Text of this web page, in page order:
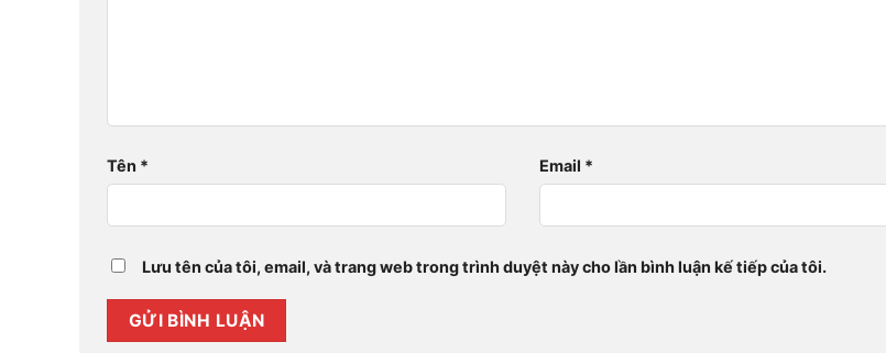
Tên * Email *
Lưu tên của tôi, email, và trang web trong trình duyệt này cho lần bình luận kế tiếp của tôi.